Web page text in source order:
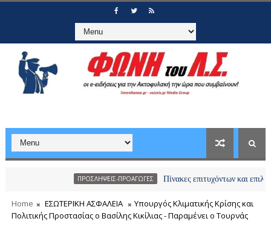
ΠΡΟΣΛΗΨΕΙΣ-ΠΡΟΑΓΩΓΕΣ Πίνακες επιτυχόντων και επιλαχόντων
Home ΕΣΩΤΕΡΙΚΗ ΑΣΦΑΛΕΙΑ
Yπουργός Κλιματικής Κρίσης και
Πολιτικής Προστασίας ο Βασίλης Κικίλιας - Παραμένει ο Τουρνάς